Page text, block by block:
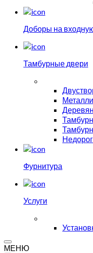
Доборы на
Тамбурные двери
Фурнитура
Услуги
МЕНЮ